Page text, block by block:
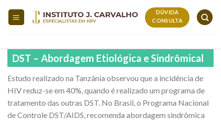
DÚVIDA
CONSULTA
DST – Abordagem Etiológica e Sindrômical
Estudo realizado na Tanzânia observou que a incidência de
HIV reduz-se em 40%, quando é realizado um programa de
tratamento das outras DST. No Brasil, o Programa Nacional
de Controle DST/AIDS, recomenda abordagem sindrômica